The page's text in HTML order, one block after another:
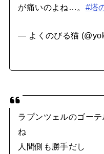
が痛いのよね…。 #塔
— よくのびる猫
ラプンツェルのゴー
ね
人間側も勝手だし